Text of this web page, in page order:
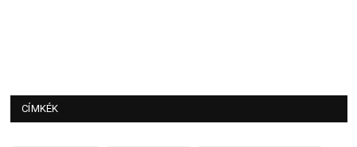
CÍMKÉK